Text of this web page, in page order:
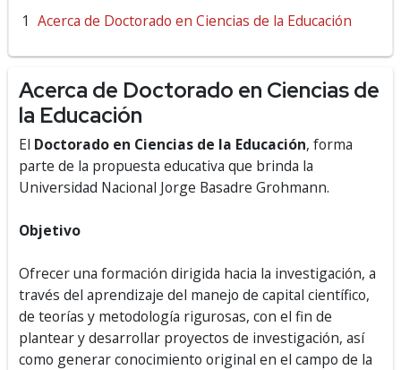
Acerca de Doctorado en Ciencias de la Educación
Acerca de Doctorado en Ciencias de
la Educación
El Doctorado en Ciencias de la Educación, forma
parte de la propuesta educativa que brinda la
Universidad Nacional Jorge Basadre Grohmann.
Objetivo
Ofrecer una formación dirigida hacia la investigación, a
través del aprendizaje del manejo de capital científico,
de teorías y metodología rigurosas, con el fin de
plantear y desarrollar proyectos de investigación, así
como generar conocimiento original en el campo de la